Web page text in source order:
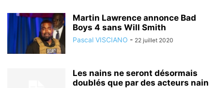
Martin Lawrence annonce Bad
Boys 4 sans Will Smith
Pascal VISCIANO - 22 juillet 2020
Les nains ne seront désormais
doublés que par des acteurs nain